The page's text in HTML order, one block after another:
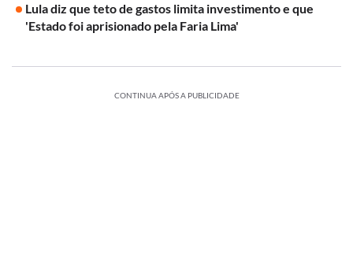
Lula diz que teto de gastos limita investimento e que
'Estado foi aprisionado pela Faria Lima'
CONTINUA APÓS A PUBLICIDADE